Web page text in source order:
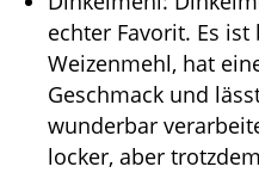
echter Favorit. Es
Weizenmehl, hat
Geschmack und
wunderbar
locker, aber